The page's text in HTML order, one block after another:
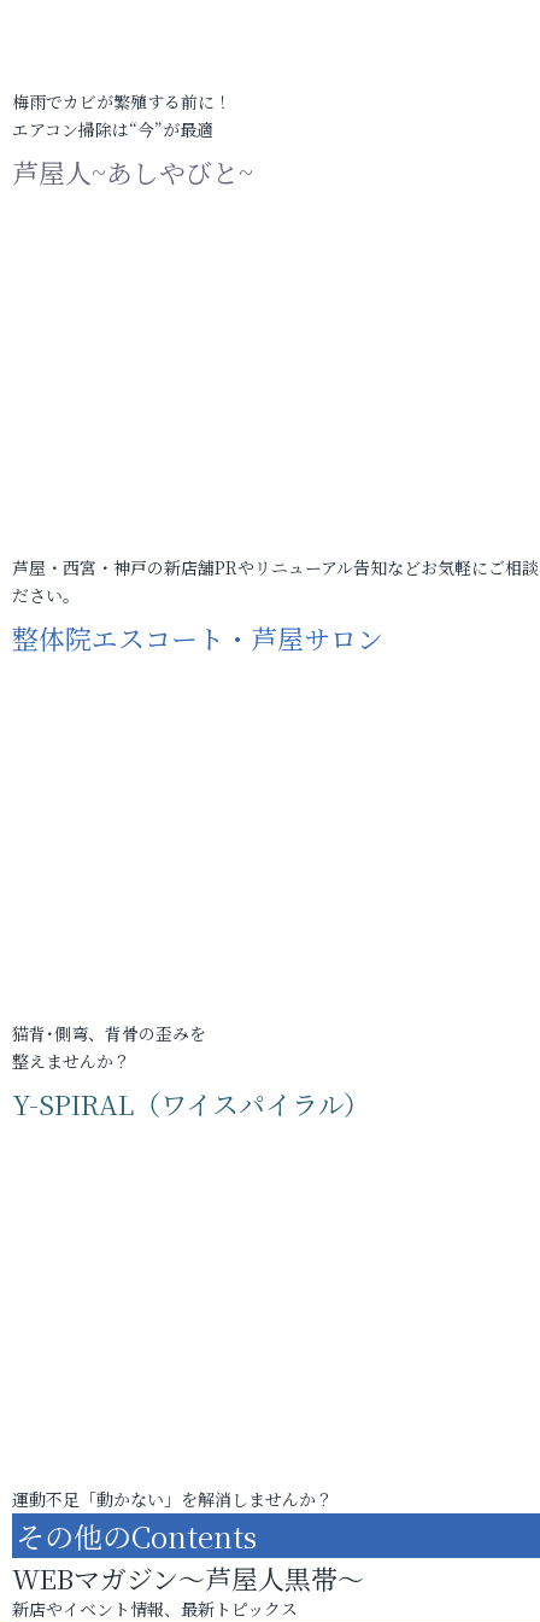
梅雨でカビが繁殖する前に！
エアコン掃除は“今”が最適
芦屋人~あしやびと~
芦屋・西宮・神戸の新店舗PRやリニューアル告知などお気軽にご相
ださい。
整体院エスコート・芦屋サロン
猫背･側弯、背骨の歪みを
整えませんか？
Y-SPIRAL（ワイスパイラル）
運動不足「動かない」を解消しませんか？
その他のContents
WEBマガジン～芦屋人黒帯～
新店やイベント情報、最新トピックス